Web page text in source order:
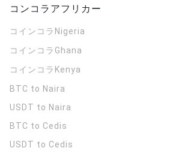
コンコラアフリカー
コインコラ Nigeria
コインコラ Ghana
コインコラ Kenya
BTC to Naira
USDT to Naira
BTC to Cedis
USDT to Cedis